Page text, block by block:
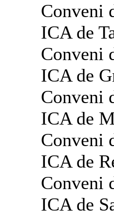
Conveni
ICA de
Conveni
ICA de
Conveni
ICA de
Conveni
ICA de
Conveni
ICA de